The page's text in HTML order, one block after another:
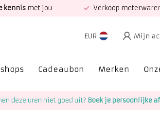
kennis met jou Verkoop
EUR Mijn
Cadeaubon Merken
deze uren niet goed uit? Boek je persoonlijke